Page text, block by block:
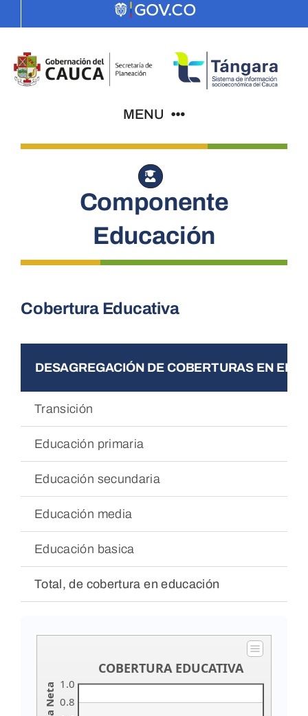
to
content
MENU
PDD
ODS
Repositorio
Geovisores
PEIN
Componente
Educación
Cobertura Educativa
DESAGREGACIÓN DE COBERTURAS EN
Transición
Educación primaria
Educación secundaria
Educación media
Educación basica
Total, de cobertura en educación